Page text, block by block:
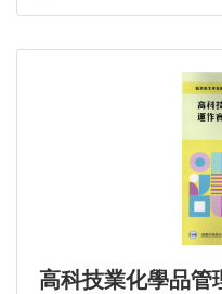
高科技業化學品管